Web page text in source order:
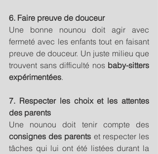
6. Faire preuve de douceur
Une bonne nounou doit agir avec
fermeté avec les enfants tout en faisant
preuve de douceur. Un juste milieu que
trouvent sans difficulté nos baby-sitters
expérimentées.
7. Respecter les choix et les attentes
des parents
consignes des parents et respecter les
tâches qui lui ont été listées durant la